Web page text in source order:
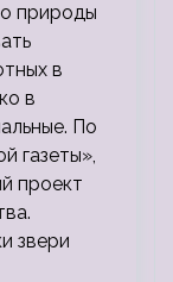
природы
в
в
По
газеты»,
проект
звери